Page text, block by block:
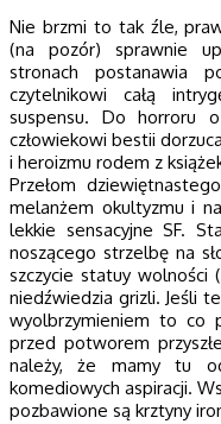
Nie brzmi to tak źle,
(na pozór) sprawnie
stronach postanawia
czytelnikowi całą
suspensu. Do horroru
człowiekowi bestii
i heroizmu rodem z
Przełom
melanżem okultyzmu i
lekkie sensacyjne SF.
noszącego strzelbę na
szczycie statuy wolności
niedźwiedzia grizli. Jeśli
wyolbrzymieniem to co
przed potworem
należy, że mamy tu
komediowych aspiracji.
pozbawione są krztyny